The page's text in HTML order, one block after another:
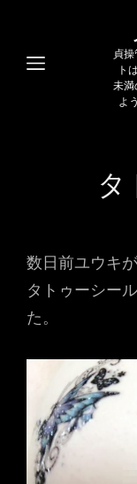
貞
ト
未満
よ
数日前ユウキ
タトゥーシー
た。